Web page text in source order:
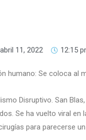
abril 11, 2022 12:15
humano: Se coloca al
Disruptivo. San
Se ha vuelto viral
para parecerse